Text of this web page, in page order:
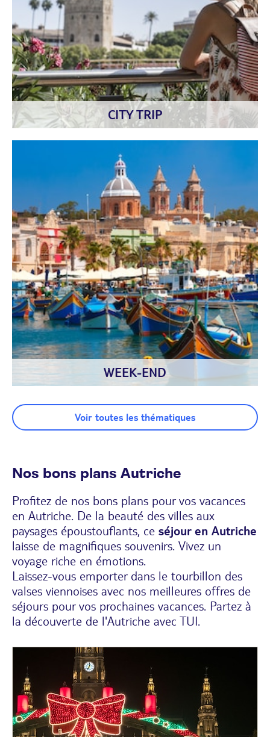
CITY TRIP
WEEK-END
Voir toutes les thématiques
Nos bons plans Autriche
Profitez de nos bons plans pour vos vacances
en Autriche. De la beauté des villes aux
paysages époustouflants, ce séjour en Autriche
laisse de magnifiques souvenirs. Vivez un
voyage riche en émotions.
Laissez-vous emporter dans le tourbillon des
valses viennoises avec nos meilleures offres de
séjours pour vos prochaines vacances. Partez à
la découverte de l'Autriche avec TUI.